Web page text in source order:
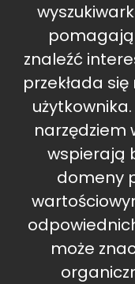
pomagają
znaleźć
przekłada
narzędziem
wspierają
domeny
może